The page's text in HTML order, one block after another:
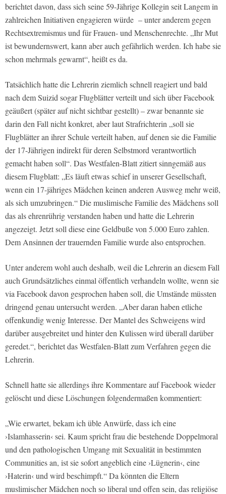
berichtet davon, dass sich seine 59-Jährige Kollegin seit Langem in
zahlreichen Initiativen engagieren würde – unter anderem gegen
Rechtsextremismus und für Frauen- und Menschenrechte. „Ihr Mut
ist bewundernswert, kann aber auch gefährlich werden. Ich habe sie
schon mehrmals gewarnt“, heißt es da.
Tatsächlich hatte die Lehrerin ziemlich schnell reagiert und bald
nach dem Suizid sogar Flugblätter verteilt und sich über Facebook
geäußert (später auf nicht sichtbar gestellt) – zwar benannte sie
darin den Fall nicht konkret, aber laut Strafrichterin „soll sie
Flugblätter an ihrer Schule verteilt haben, auf denen sie die Familie
der 17-Jährigen indirekt für deren Selbstmord verantwortlich
gemacht haben soll“. Das Westfalen-Blatt zitiert sinngemäß aus
diesem Flugblatt: „Es läuft etwas schief in unserer Gesellschaft,
wenn ein 17-jähriges Mädchen keinen anderen Ausweg mehr weiß,
als sich umzubringen.“ Die muslimische Familie des Mädchens soll
das als ehrenrührig verstanden haben und hatte die Lehrerin
angezeigt. Jetzt soll diese eine Geldbuße von 5.000 Euro zahlen.
Dem Ansinnen der trauernden Familie wurde also entsprochen.
Unter anderem wohl auch deshalb, weil die Lehrerin an diesem Fall
auch Grundsätzliches einmal öffentlich verhandeln wollte, wenn sie
via Facebook davon gesprochen haben soll, die Umstände müssten
dringend genau untersucht werden. „Aber daran haben etliche
offenkundig wenig Interesse. Der Mantel des Schweigens wird
darüber ausgebreitet und hinter den Kulissen wird überall darüber
geredet.“, berichtet das Westfalen-Blatt zum Verfahren gegen die
Lehrerin.
Schnell hatte sie allerdings ihre Kommentare auf Facebook wieder
gelöscht und diese Löschungen folgendermaßen kommentiert:
„Wie erwartet, bekam ich üble Anwürfe, dass ich eine
›Islamhasserin‹ sei. Kaum spricht frau die bestehende Doppelmoral
und den pathologischen Umgang mit Sexualität in bestimmten
Communities an, ist sie sofort angeblich eine ›Lügnerin‹, eine
›Haterin‹ und wird beschimpft.“ Da könnten die Eltern
muslimischer Mädchen noch so liberal und offen sein, das religiöse